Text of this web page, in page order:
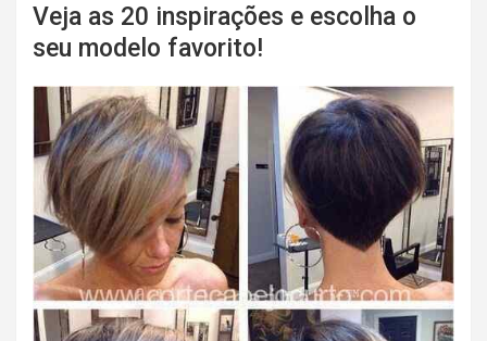
Veja as 20 inspirações e escolha o
seu modelo favorito!